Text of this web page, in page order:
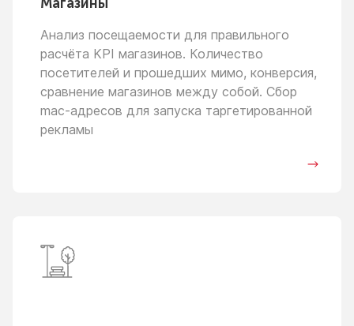
Анализ посещаемости для правильного
расчёта KPI магазинов. Количество
посетителей и прошедших мимо, конверсия,
сравнение магазинов между собой. Сбор
mac-адресов для запуска таргетированной
рекламы